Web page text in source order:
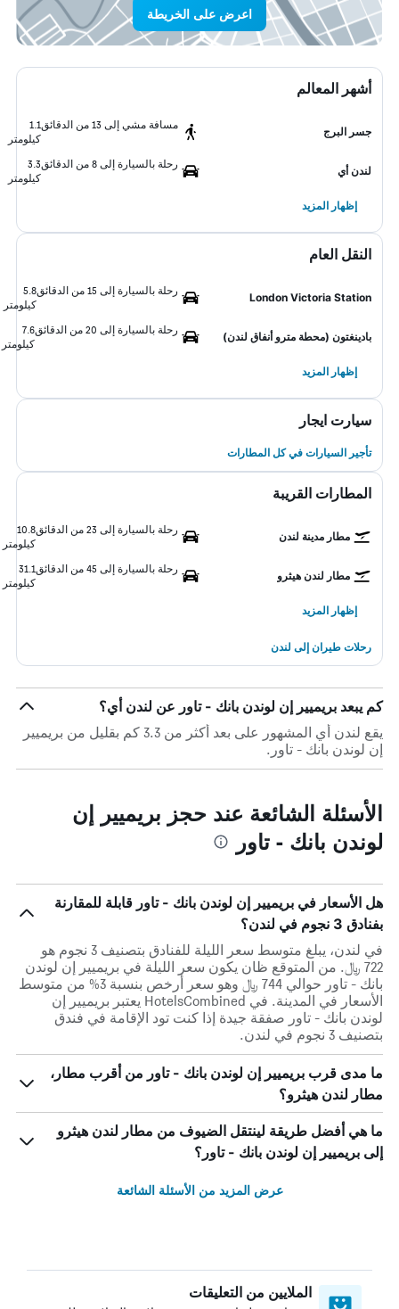
اعرض على الخريطة
أشهر المعالم
جسر البرج
مسافة مشي إلى 13 من الدقائق
1.1
كيلومتر
لندن أي
رحلة بالسيارة إلى 8 من الدقائق
3.3
كيلومتر
إظهار المزيد
النقل العام
London Victoria Station
رحلة بالسيارة إلى 15 من الدقائق
5.8
كيلومتر
بادينغتون (محطة مترو أنفاق لندن)
رحلة بالسيارة إلى 20 من الدقائق
7.6
كيلومتر
إظهار المزيد
سيارت ايجار
تأجير السيارات في كل المطارات
المطارات القريبة
مطار مدينة لندن
رحلة بالسيارة إلى 23 من الدقائق
10.8
كيلومتر
مطار لندن هيثرو
رحلة بالسيارة إلى 45 من الدقائق
31.1
كيلومتر
إظهار المزيد
رحلات طيران إلى لندن
كم يبعد بريميير إن لوندن بانك - تاور عن لندن أي؟
يقع لندن أي المشهور على بعد أكثر من 3.3 كم بقليل من بريميير
إن لوندن بانك - تاور.
الأسئلة الشائعة عند حجز بريميير إن
لوندن بانك - تاور
هل الأسعار في بريميير إن لوندن بانك - تاور قابلة للمقارنة
بفنادق 3 نجوم في لندن؟
في لندن، يبلغ متوسط ​​سعر الليلة للفنادق بتصنيف 3 نجوم هو
722 ﷼. من المتوقع ظان يكون سعر الليلة في بريميير إن لوندن
بانك - تاور حوالي 744 ﷼ وهو سعر أرخص بنسبة 3% من متوسط
الأسعار في المدينة. في HotelsCombined يعتبر بريميير إن
لوندن بانك - تاور صفقة جيدة إذا كنت تود الإقامة في فندق
بتصنيف 3 نجوم في لندن.
ما مدى قرب بريميير إن لوندن بانك - تاور من أقرب مطار،
مطار لندن هيثرو؟
ما هي أفضل طريقة لينتقل الضيوف من مطار لندن هيثرو
إلى بريميير إن لوندن بانك - تاور؟
عرض المزيد من الأسئلة الشائعة
الملايين من التعليقات